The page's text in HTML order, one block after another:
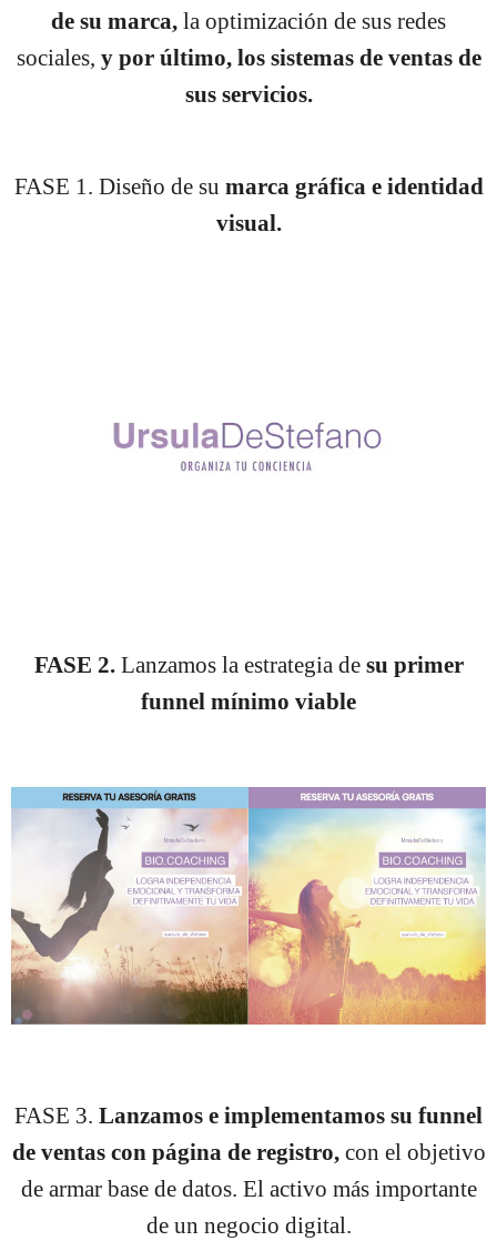
de su marca, la optimización de sus redes
sociales, y por último, los sistemas de ventas de
sus servicios.
FASE 1. Diseño de su marca gráfica e identidad
visual.
FASE 2.Lanzamos la estrategia de su primer
funnel mínimo viable
FASE 3. Lanzamos e implementamos su funnel
de ventas con página de registro, con el objetivo
de armar base de datos. El activo más importante
de un negocio digital.